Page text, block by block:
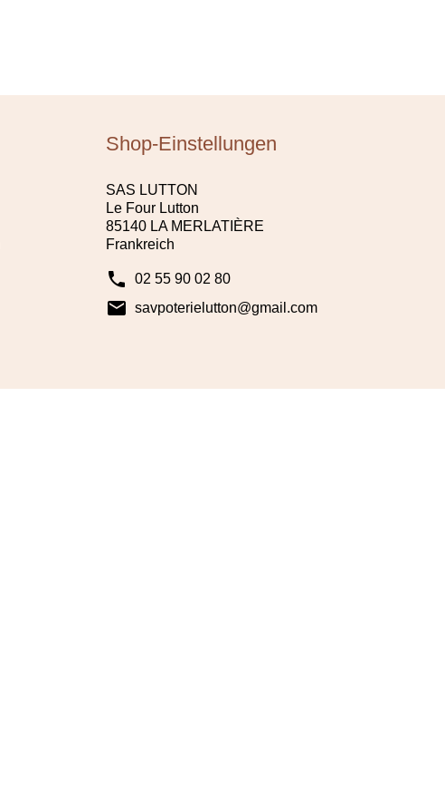
Shop-Einstellungen
SAS LUTTON
Le Four Lutton
85140 LA MERLATIÈRE
Frankreich
phone 02 55 90 02 80
mail savpoterielutton@gmail.com